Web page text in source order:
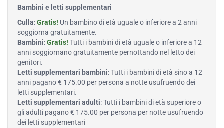
Bambini e letti supplementari
Culla:Gratis! Un bambino di età uguale o inferiore a 2 anni
soggiorna gratuitamente.
Bambini:Gratis! Tutti i bambini di età uguale o inferiore a 12
anni soggiornano gratuitamente pernottando nel letto dei
genitori.
Letti supplementari bambini: Tutti i bambini di età sino a 12
anni pagano € 175.00 per persona a notte usufruendo dei
letti supplementari.
Letti supplementari adulti: Tutti i bambini di età superiore o
gli adulti pagano € 175.00 per persona per notte usufruendo
dei letti supplementari